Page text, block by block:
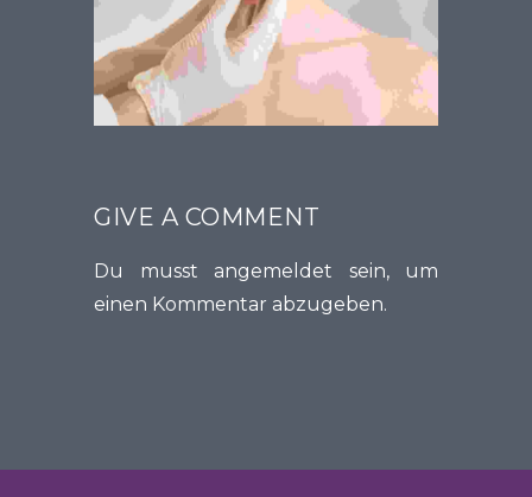
GIVE A COMMENT
Du musst angemeldet sein, um
einen Kommentar abzugeben.